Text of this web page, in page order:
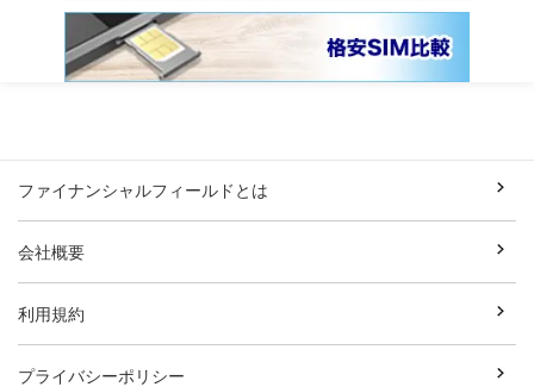
ファイナンシャルフィールドとは
会社概要
利用規約
プライバシーポリシー